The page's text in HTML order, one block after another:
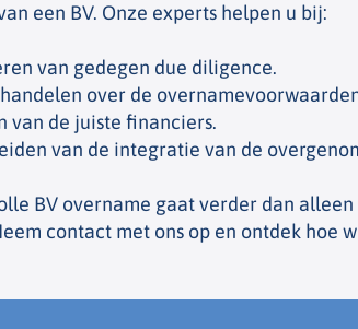
een BV. Onze experts helpen u bij:
van gedegen due diligence.
over de
van de juiste financiers.
van de integratie van de
BV overname gaat verder dan
contact met ons op en ontdek hoe